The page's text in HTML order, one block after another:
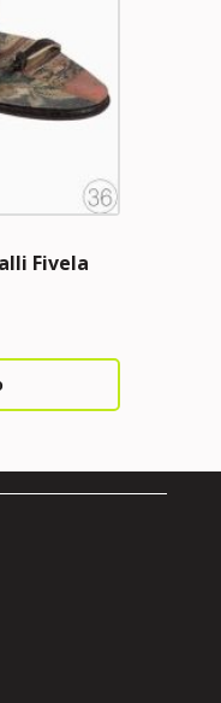
Fivela